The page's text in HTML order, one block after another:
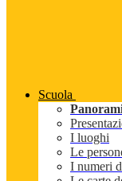
Scuola
I luoghi
Le
I numeri